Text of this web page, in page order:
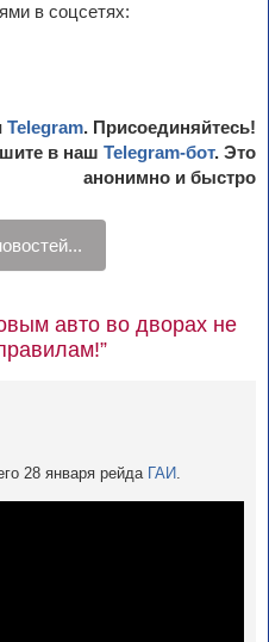
в соцсетях:
Telegram. Присоединяйтесь!
в наш Telegram-бот. Это
анонимно и быстро
авто во дворах не
28 января рейда ГАИ.